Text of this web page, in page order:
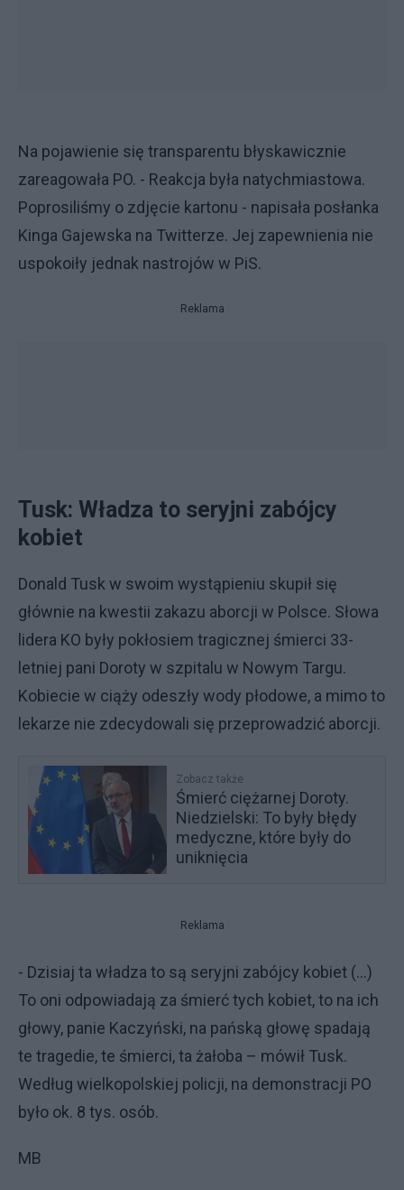
Na pojawienie się transparentu błyskawicznie
zareagowała PO. - Reakcja była natychmiastowa.
Poprosiliśmy o zdjęcie kartonu - napisała posłanka
Kinga Gajewska na Twitterze. Jej zapewnienia nie
uspokoiły jednak nastrojów w PiS.
Reklama
Tusk: Władza to seryjni zabójcy
kobiet
Donald Tusk w swoim wystąpieniu skupił się
głównie na kwestii zakazu aborcji w Polsce. Słowa
lidera KO były pokłosiem tragicznej śmierci 33-
letniej pani Doroty w szpitalu w Nowym Targu.
Kobiecie w ciąży odeszły wody płodowe, a mimo to
lekarze nie zdecydowali się przeprowadzić aborcji.
Zobacz także
Śmierć ciężarnej Doroty.
Niedzielski: To były błędy
medyczne, które były do
uniknięcia
Reklama
- Dzisiaj ta władza to są seryjni zabójcy kobiet (...)
To oni odpowiadają za śmierć tych kobiet, to na ich
głowy, panie Kaczyński, na pańską głowę spadają
te tragedie, te śmierci, ta żałoba – mówił Tusk.
Według wielkopolskiej policji, na demonstracji PO
było ok. 8 tys. osób.
MB